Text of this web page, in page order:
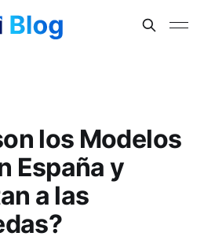
los Modelos
España y
a las